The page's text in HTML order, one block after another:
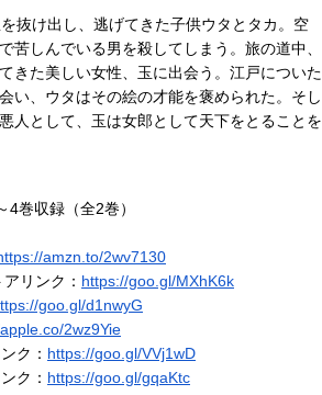
抜け出し、逃げてきた子供ウタとタカ。空
苦しんでいる男を殺してしまう。旅の道中、
きた美しい女性、玉に出会う。江戸についた
い、ウタはその絵の才能を褒められた。そし
人として、玉は女郎として天下をとることを
収録（全2巻）
amzn.to/2wv7130
リンク： https://goo.gl/MXhK6k
goo.gl/d1nwyG
2wz9Yie
ク： https://goo.gl/VVj1wD
ク： https://goo.gl/gqaKtc